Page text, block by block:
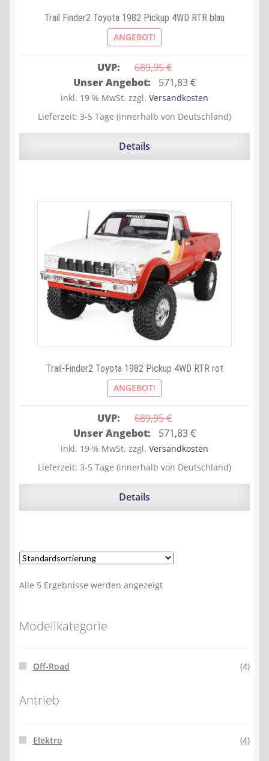
Trail Finder2 Toyota 1982 Pickup 4WD RTR blau
ANGEBOT!
UVP: 689,95 €
Ursprünglicher
Preis
war:
Unser Angebot: 571,83€Aktueller
Preis
ist:
inkl. 19 % MwSt. zzgl. Versandkosten
Lieferzeit: 3-5 Tage (innerhalb von Deutschland)
Details
Trail-Finder2 Toyota 1982 Pickup 4WD RTR rot
ANGEBOT!
UVP: 689,95 €
Ursprünglicher
Preis
war:
Unser Angebot: 571,83€Aktueller
Preis
ist:
inkl. 19 % MwSt. zzgl. Versandkosten
Lieferzeit: 3-5 Tage (innerhalb von Deutschland)
Details
Alle 5 Ergebnisse werden angezeigt
Modellkategorie
Off-Road (4)
Antrieb
Elektro (4)